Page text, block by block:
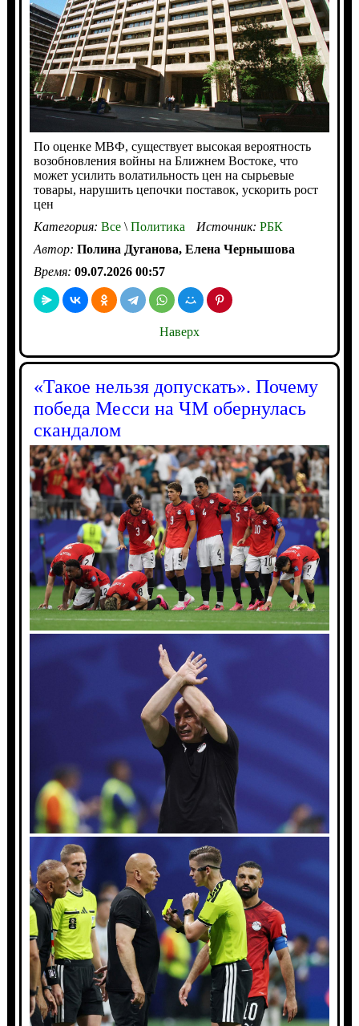
По оценке МВФ, существует высокая вероятность
возобновления войны на Ближнем Востоке, что
может усилить волатильность цен на сырьевые
товары, нарушить цепочки поставок, ускорить рост
цен
Категория: Все\Политика Источник: РБК
Автор: Полина Дуганова, Елена Чернышова
Время: 09.07.2026 00:57
Наверх
«Такое нельзя допускать». Почему
победа Месси на ЧМ обернулась
скандалом